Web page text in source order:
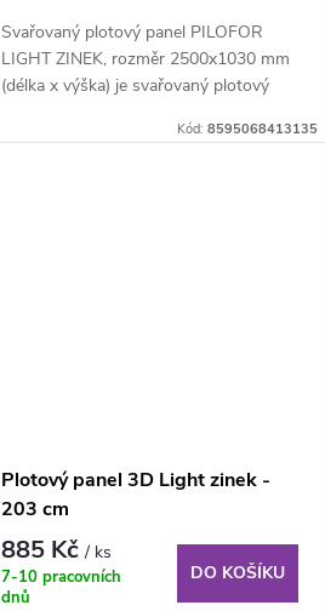
Svařovaný plotový panel PILOFOR
LIGHT ZINEK, rozměr 2500x1030 mm
(délka x výška) je svařovaný plotový
Kód: 8595068413135
Plotový panel 3D Light zinek -
203 cm
885 Kč/ ks
7-10 pracovních
dnů
DO KOŠÍKU